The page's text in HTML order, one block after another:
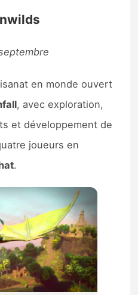
en monde ouvert
, avec exploration,
et développement de
joueurs en
.